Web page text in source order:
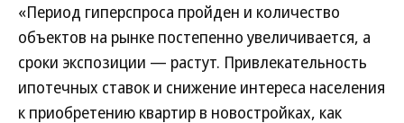
«Период гиперспроса пройден и количество
объектов на рынке постепенно увеличивается, а
сроки экспозиции — растут. Привлекательность
ипотечных ставок и снижение интереса населения
к приобретению квартир в новостройках, как